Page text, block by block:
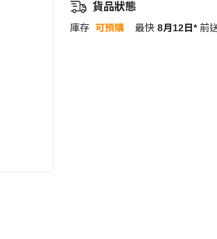
貨品狀態
庫存 可預購 最快 8月12日* 前